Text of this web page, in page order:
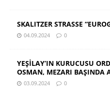
SKALITZER STRASSE
04.09.2024 0
YEŞİLAY’IN KURUCUSU
OSMAN, MEZARI BAŞINDA
03.09.2024 0